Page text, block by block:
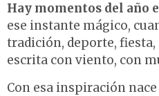
Hay momentos del año
ese instante mágico,
tradición, deporte, fiesta,
escrita con viento, con
Con esa inspiración